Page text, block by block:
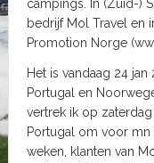
campings. In (Zuid-)
bedrijf Mol Travel en
Promotion Norge
Het is vandaag 24
Portugal en
vertrek ik op
Portugal om voor
weken, klanten van